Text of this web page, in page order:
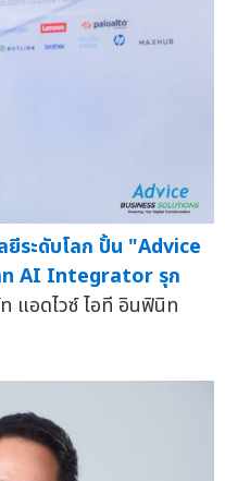
ระดับโลก ปั้น "Advice
ท AI Integrator รุก
แอดไวซ์ ไอที อินฟินิท